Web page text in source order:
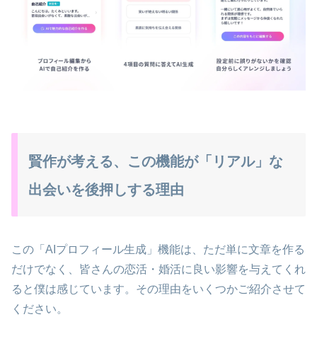
賢作が考える、この機能が「リアル」な
出会いを後押しする理由
この「AIプロフィール生成」機能は、ただ単に文章を作る
だけでなく、皆さんの恋活・婚活に良い影響を与えてくれ
ると僕は感じています。その理由をいくつかご紹介させて
ください。